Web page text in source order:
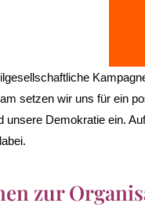
setzen wir uns für ein
unsere Demokratie ein.
zur